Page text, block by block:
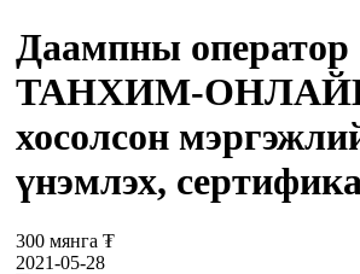
Даампны оператор
ТАНХИМ-
хосолсон
үнэмлэх,
300 мянга ₮
2021-05-28